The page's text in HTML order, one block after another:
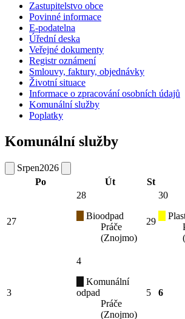
Zastupitelstvo obce
Povinné informace
E-podatelna
Úřední deska
Veřejné dokumenty
Registr oznámení
Smlouvy, faktury, objednávky
Životní situace
Informace o zpracování osobních údajů
Komunální služby
Poplatky
Komunální služby
Srpen2026
Po
Út St
27
28
Bioodpad
Práče
(Znojmo)
29
30
3
4
Komunální
odpad
Práče
(Znojmo)
5 6